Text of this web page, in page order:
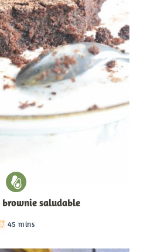
brownie saludable
45 mins